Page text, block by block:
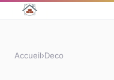
Accueil›Deco